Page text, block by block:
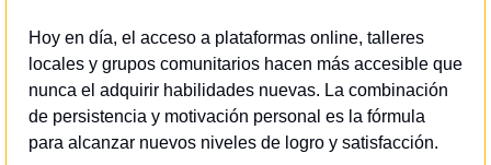
Hoy en día, el acceso a plataformas online, talleres
locales y grupos comunitarios hacen más accesible que
nunca el adquirir habilidades nuevas. La combinación
de persistencia y motivación personal es la fórmula
para alcanzar nuevos niveles de logro y satisfacción.